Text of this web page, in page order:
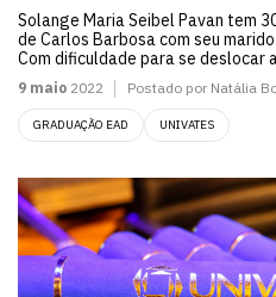
Solange Maria Seibel Pavan tem
de Carlos Barbosa com seu
Com dificuldade para se deslocar
9 maio 2022 Postado por Natália
GRADUAÇÃO EAD UNIVATES